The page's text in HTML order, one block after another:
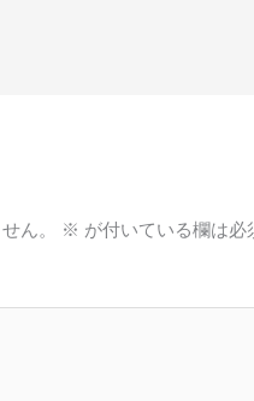
ん。 ※ が付いている欄は必